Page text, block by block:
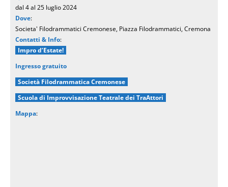
dal 4 al 25 luglio 2024
Dove:
Societa' Filodrammatici Cremonese, Piazza Filodrammatici, Cremona
Contatti & Info:
Impro d’Estate!
Ingresso gratuito
Società Filodrammatica Cremonese
Scuola di Improvvisazione Teatrale dei TraAttori
Mappa: